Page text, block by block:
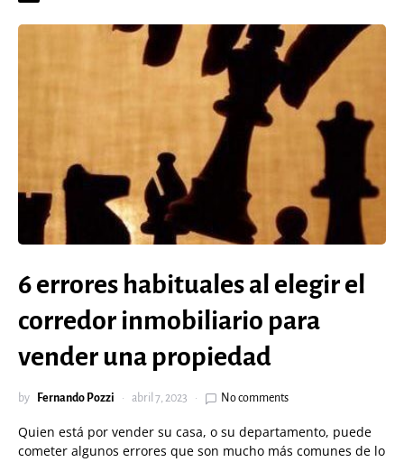
6 errores habituales al elegir el
corredor inmobiliario para
vender una propiedad
by Fernando Pozzi abril 7, 2023 No comments
Quien está por vender su casa, o su departamento, puede
cometer algunos errores que son mucho más comunes de lo